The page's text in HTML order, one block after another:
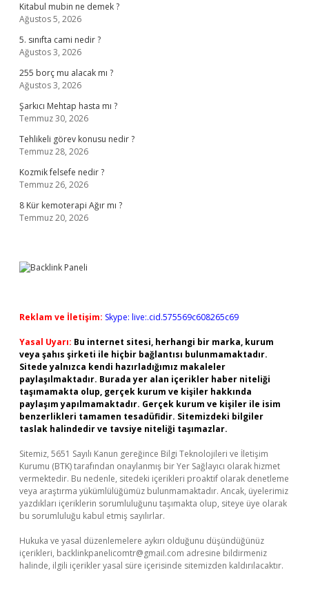
Kitabul mubin ne demek ?
Ağustos 5, 2026
5. sınıfta cami nedir ?
Ağustos 3, 2026
255 borç mu alacak mı ?
Ağustos 3, 2026
Şarkıcı Mehtap hasta mı ?
Temmuz 30, 2026
Tehlikeli görev konusu nedir ?
Temmuz 28, 2026
Kozmik felsefe nedir ?
Temmuz 26, 2026
8 Kür kemoterapi Ağır mı ?
Temmuz 20, 2026
Reklam ve İletişim: Skype: live:.cid.575569c608265c69
Yasal Uyarı: Bu internet sitesi, herhangi bir marka, kurum
veya şahıs şirketi ile hiçbir bağlantısı bulunmamaktadır.
Sitede yalnızca kendi hazırladığımız makaleler
paylaşılmaktadır. Burada yer alan içerikler haber niteliği
taşımamakta olup, gerçek kurum ve kişiler hakkında
paylaşım yapılmamaktadır. Gerçek kurum ve kişiler ile isim
benzerlikleri tamamen tesadüfidir. Sitemizdeki bilgiler
taslak halindedir ve tavsiye niteliği taşımazlar.
Sitemiz, 5651 Sayılı Kanun gereğince Bilgi Teknolojileri ve İletişim
Kurumu (BTK) tarafından onaylanmış bir Yer Sağlayıcı olarak hizmet
vermektedir. Bu nedenle, sitedeki içerikleri proaktif olarak denetleme
veya araştırma yükümlülüğümüz bulunmamaktadır. Ancak, üyelerimiz
yazdıkları içeriklerin sorumluluğunu taşımakta olup, siteye üye olarak
bu sorumluluğu kabul etmiş sayılırlar.
Hukuka ve yasal düzenlemelere aykırı olduğunu düşündüğünüz
içerikleri, backlinkpanelicomtr@gmail.com adresine bildirmeniz
halinde, ilgili içerikler yasal süre içerisinde sitemizden kaldırılacaktır.